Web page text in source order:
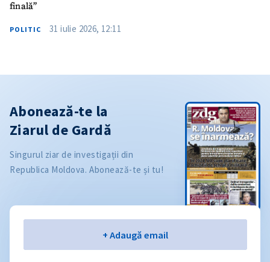
finală”
POLITIC 31 iulie 2026, 12:11
Abonează-te la
Ziarul de Gardă
Singurul ziar de investigații din
Republica Moldova. Abonează-te și tu!
+ Adaugă email